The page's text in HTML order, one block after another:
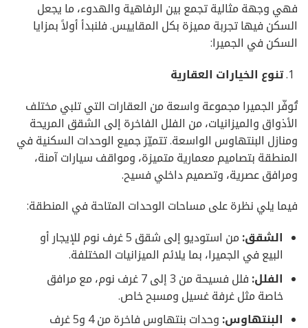
فهي وجهة مثالية تجمع بين الرفاهية والهدوء، ما يجعل
السكن فيها تجربة مميزة بكل المقاييس. فلنبدأ أولاً بمزايا
السكن في الجميرا:
تنوع الخيارات العقارية
تُوفّر الجميرا مجموعة واسعة من العقارات التي تلبي مختلف
الأذواق والميزانيات، من الفلل الفاخرة إلى الشقق المريحة
ومنازل البنتهاوس الواسعة. تتميّز جميع الوحدات السكنية في
المنطقة بتصاميم معمارية متميزة، ومواقف سيارات آمنة،
ومرافق عصرية، وتصميم داخلي فسيح.
فيما يلي نظرة على مساحات الوحدات المتاحة في المنطقة:
الشقق:
من استوديو إلى شقق 5 غرف نوم للإيجار أو
البيع في الجميرا، بما يلائم الميزانيات المختلفة.
الفلل:
فلل فسيحة من 3 إلى 7 غرف نوم، مع مرافق
خاصة مثل غرفة غسيل ومسبح خاص.
البنتهاوس:
وحدات بنتهاوس فاخرة من 4 و5 غرف